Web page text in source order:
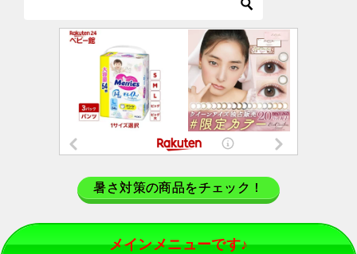
暑さ対策の商品をチェック！
メインメニューです♪